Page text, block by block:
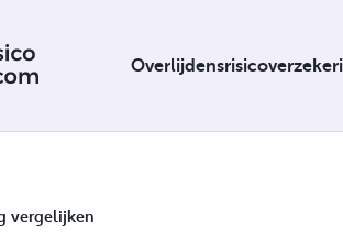
vergelijken